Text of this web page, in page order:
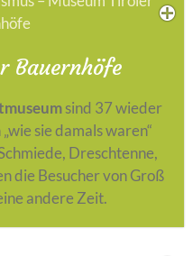
Bauernhöfe
sind 37 wieder
sie damals waren“
Dreschtenne,
die Besucher von Groß
andere Zeit.